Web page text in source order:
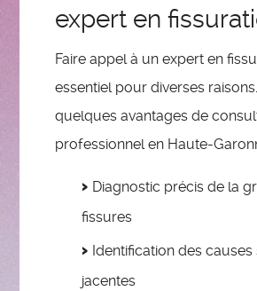
expert en
Faire appel à un expert en
essentiel pour diverses
quelques avantages de
professionnel en Haute-
Diagnostic précis de la
fissures
Identification des
jacentes